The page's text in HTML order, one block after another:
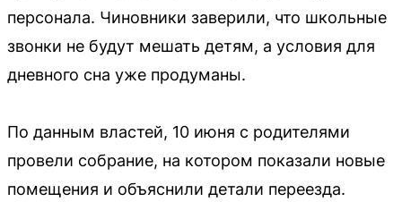
персонала. Чиновники заверили, что школьные
звонки не будут мешать детям, а условия для
дневного сна уже продуманы.
По данным властей, 10 июня с родителями
провели собрание, на котором показали новые
помещения и объяснили детали переезда.